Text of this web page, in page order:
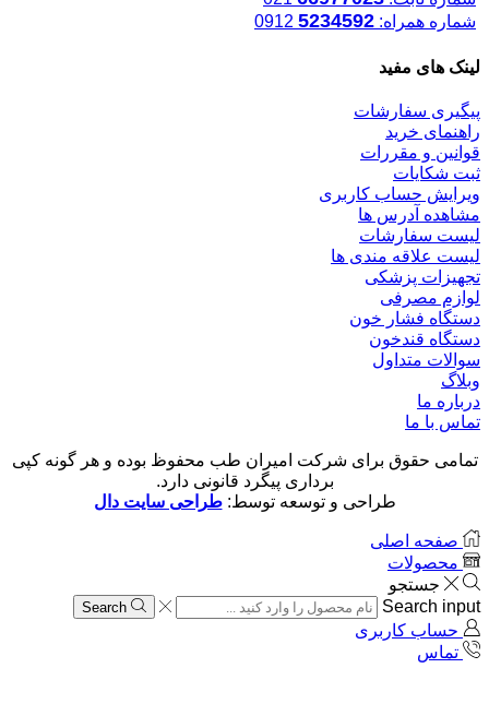
شماره همراه: 5234592
لینک های مفید
پیگیری سفارشات
راهنمای خرید
قوانین و مقررات
ثبت شکایات
ویرایش حساب کاربری
مشاهده آدرس ها
لیست سفارشات
لیست علاقه مندی ها
تجهیزات پزشکی
لوازم مصرفی
دستگاه فشار خون
دستگاه قندخون
سوالات متداول
وبلاگ
درباره ما
تماس با ما
تمامی حقوق برای شرکت امیران طب محفوظ بوده و هر گونه کپی
برداری پیگرد قانونی دارد.
طراحی و توسعه توسط:طراحی سایت دال
صفحه اصلی
محصولات
جستجو
Search input
Search
حساب کاربری
تماس